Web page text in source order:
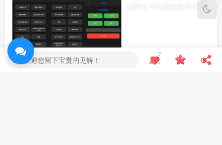
Windows万能遥控器 V0.1 交互式反汇编器 IDA 9.2 汉化
欢迎您留下宝贵的见解！
7